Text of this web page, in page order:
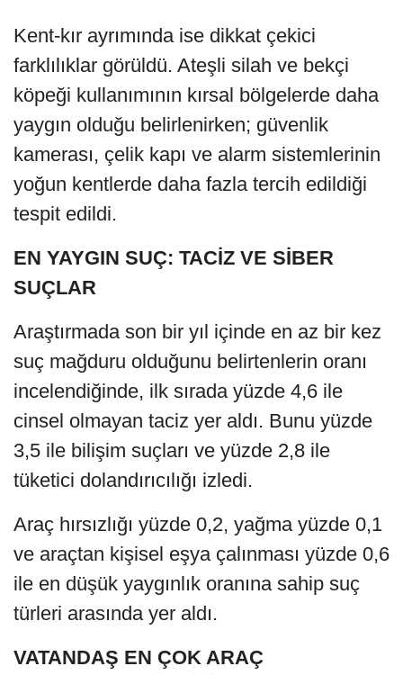
Kent-kır ayrımında ise dikkat çekici
farklılıklar görüldü. Ateşli silah ve bekçi
köpeği kullanımının kırsal bölgelerde daha
yaygın olduğu belirlenirken; güvenlik
kamerası, çelik kapı ve alarm sistemlerinin
yoğun kentlerde daha fazla tercih edildiği
tespit edildi.
EN YAYGIN SUÇ: TACİZ VE SİBER
SUÇLAR
Araştırmada son bir yıl içinde en az bir kez
suç mağduru olduğunu belirtenlerin oranı
incelendiğinde, ilk sırada yüzde 4,6 ile
cinsel olmayan taciz yer aldı. Bunu yüzde
3,5 ile bilişim suçları ve yüzde 2,8 ile
tüketici dolandırıcılığı izledi.
Araç hırsızlığı yüzde 0,2, yağma yüzde 0,1
ve araçtan kişisel eşya çalınması yüzde 0,6
ile en düşük yaygınlık oranına sahip suç
türleri arasında yer aldı.
VATANDAŞ EN ÇOK ARAÇ